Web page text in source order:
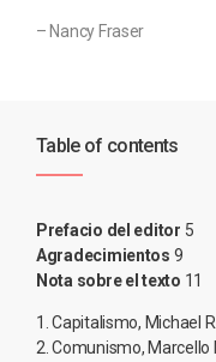
– Nancy Fraser
Table of contents
Prefacio del editor 5
Agradecimientos 9
Nota sobre el texto 11
1. Capitalismo, Michael
2. Comunismo, Marcello